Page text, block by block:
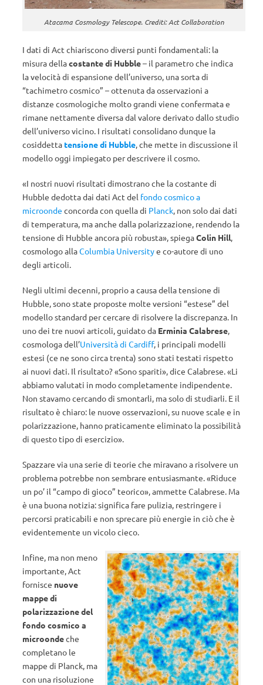
Atacama Cosmology Telescope. Crediti: Act Collaboration
I dati di Act chiariscono diversi punti fondamentali: la
misura dellacostante di Hubble– il parametro che indica
la velocità di espansione dell’universo, una sorta di
“tachimetro cosmico” – ottenuta da osservazioni a
distanze cosmologiche molto grandi viene confermata e
rimane nettamente diversa dal valore derivato dallo studio
dell’universo vicino. I risultati consolidano dunque la
cosiddetta tensione di Hubble, che mette in discussione il
modello oggi impiegato per descrivere il cosmo.
«I nostri nuovi risultati dimostrano che la costante di
Hubble dedotta dai dati Act del fondo cosmico a
microonde concorda con quella di Planck, non solo dai dati
di temperatura, ma anche dalla polarizzazione, rendendo la
tensione di Hubble ancora più robusta», spiegaColin Hill,
cosmologo allaColumbia Universitye co-autore di uno
degli articoli.
Negli ultimi decenni, proprio a causa della tensione di
Hubble, sono state proposte molte versioni “estese” del
modello standard per cercare di risolvere la discrepanza. In
uno dei tre nuovi articoli, guidato da Erminia Calabrese,
cosmologa dell’Università di Cardiff, i principali modelli
estesi (ce ne sono circa trenta) sono stati testati rispetto
ai nuovi dati. Il risultato? «Sono spariti», dice Calabrese. «Li
abbiamo valutati in modo completamente indipendente.
Non stavamo cercando di smontarli, ma solo di studiarli. E il
risultato è chiaro: le nuove osservazioni, su nuove scale e in
polarizzazione, hanno praticamente eliminato la possibilità
di questo tipo di esercizio».
Spazzare via una serie di teorie che miravano a risolvere un
problema potrebbe non sembrare entusiasmante. «Riduce
un po’ il “campo di gioco” teorico», ammette Calabrese. Ma
è una buona notizia: significa fare pulizia, restringere i
percorsi praticabili e non sprecare più energie in ciò che è
evidentemente un vicolo cieco.
Infine, ma non meno
importante, Act
fornisce nuove
mappe di
polarizzazione del
fondo cosmico a
microondeche
completano le
mappe di Planck, ma
con una risoluzione